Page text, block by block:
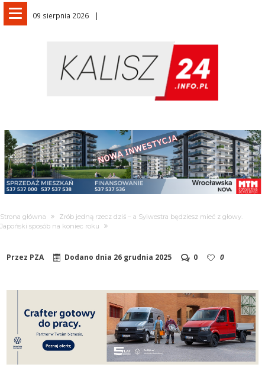
09 sierpnia 2026
Strona główna
Zrób jedną rzecz dziś – a Sylwestra będziesz mieć z głowy.
Japoński sposób na koniec roku
Przez PZA Dodano dnia 26 grudnia 2025 0 0